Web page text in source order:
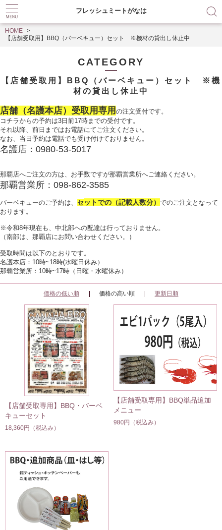
フレッシュミートがなは
HOME
【店舗受取用】BBQ（バーベキュー）セット ※機材の貸出し休止中
CATEGORY
【店舗受取用】BBQ（バーベキュー）セット ※機
材の貸出し休止中
店舗（名護本店）受取用専用 の注文受付です。
コチラからの予約は3日前17時までの受付です。
それ以降、前日まではお電話にてご注文ください。
なお、当日予約は電話でも受け付けておりません。
名護店：0980-53-5017
那覇店へご注文の方は、お手数ですが那覇営業所へご連絡ください。
那覇営業所：098-862-3585
バーベキューのご予約は、 セットでの（記載人数分） でのご注文となって
おります。
※令和8年現在も、中北部への配達は行っておりません。
（南部は、那覇店にお問い合わせください。）
受取時間は以下のとおりです。
名護本店：10時~18時(水曜日休み）
那覇営業所：10時~17時（日曜・水曜休み）
価格の低い順 価格の高い順 更新日順
【店舗受取専用】BBQ・バーベ
キューセット
18,360円 （税込み）
【店舗受取専用】BBQ単品追加
メニュー
980円 （税込み）